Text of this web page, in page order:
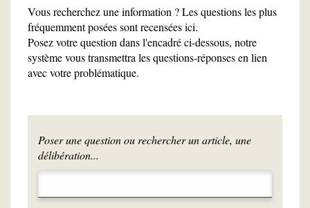
Vous recherchez une information ? Les questions les plus
fréquemment posées sont recensées ici.
Posez votre question dans l'encadré ci-dessous, notre
système vous transmettra les questions-réponses en lien
avec votre problématique.
Poser une question ou rechercher un article, une
délibération...